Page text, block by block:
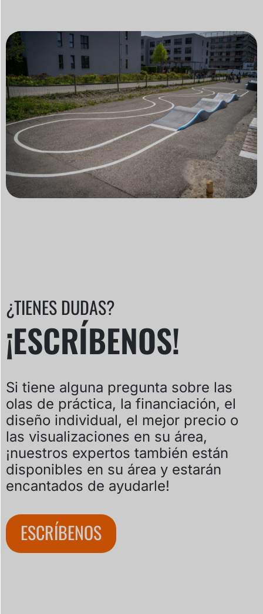
¿TIENES DUDAS?
¡ESCRÍBENOS!
Si tiene alguna pregunta sobre las
olas de práctica, la financiación, el
diseño individual, el mejor precio o
las visualizaciones en su área,
¡nuestros expertos también están
disponibles en su área y estarán
encantados de ayudarle!
ESCRÍBENOS